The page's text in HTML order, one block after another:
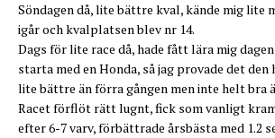
Söndagen då, lite bättre kval, kände mig lite
igår och kvalplatsen blev nr 14.
Dags för lite race då, hade fått lära mig
starta med en Honda, så jag provade det den
lite bättre än förra gången men inte helt bra
Racet förflöt rätt lugnt, fick som vanligt
efter 6-7 varv, förbättrade årsbästa med 1.2